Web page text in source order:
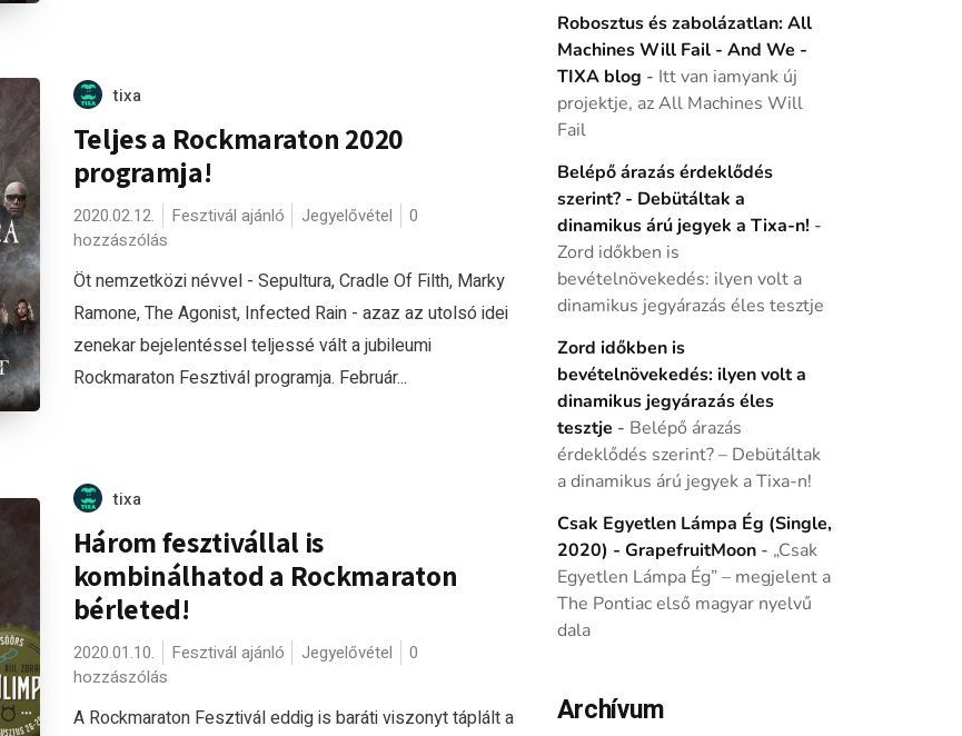
tixa
Teljes a Rockmaraton 2020
programja!
2020.02.12. Fesztivál ajánló Jegyelővétel
0
hozzászólás
Öt nemzetközi névvel - Sepultura, Cradle Of Filth, Marky
Ramone, The Agonist, Infected Rain - azaz az utolsó idei
zenekar bejelentéssel teljessé vált a jubileumi
Rockmaraton Fesztivál programja. Február...
tixa
Három fesztivállal is
kombinálhatod a Rockmaraton
bérleted!
2020.01.10. Fesztivál ajánló Jegyelővétel
0
hozzászólás
A Rockmaraton Fesztivál eddig is baráti viszonyt táplált a
Robosztus és zabolázatlan: All
Machines Will Fail - And We -
TIXA blog - Itt van iamyank új
projektje, az All Machines Will
Fail
Belépő árazás érdeklődés
szerint? - Debütáltak a
dinamikus árú jegyek a Tixa-n! -
Zord időkben is
bevételnövekedés: ilyen volt a
dinamikus jegyárazás éles tesztje
Zord időkben is
bevételnövekedés: ilyen volt a
dinamikus jegyárazás éles
tesztje - Belépő árazás
érdeklődés szerint? – Debütáltak
a dinamikus árú jegyek a Tixa-n!
Csak Egyetlen Lámpa Ég (Single,
2020) - GrapefruitMoon- „Csak
Egyetlen Lámpa Ég” – megjelent a
The Pontiac első magyar nyelvű
dala
Archívum